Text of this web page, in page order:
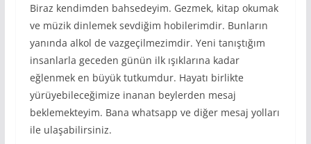
Biraz kendimden bahsedeyim. Gezmek, kitap okumak
ve müzik dinlemek sevdiğim hobilerimdir. Bunların
yanında alkol de vazgeçilmezimdir. Yeni tanıştığım
insanlarla geceden günün ilk ışıklarına kadar
eğlenmek en büyük tutkumdur. Hayatı birlikte
yürüyebileceğimize inanan beylerden mesaj
beklemekteyim. Bana whatsapp ve diğer mesaj yolları
ile ulaşabilirsiniz.